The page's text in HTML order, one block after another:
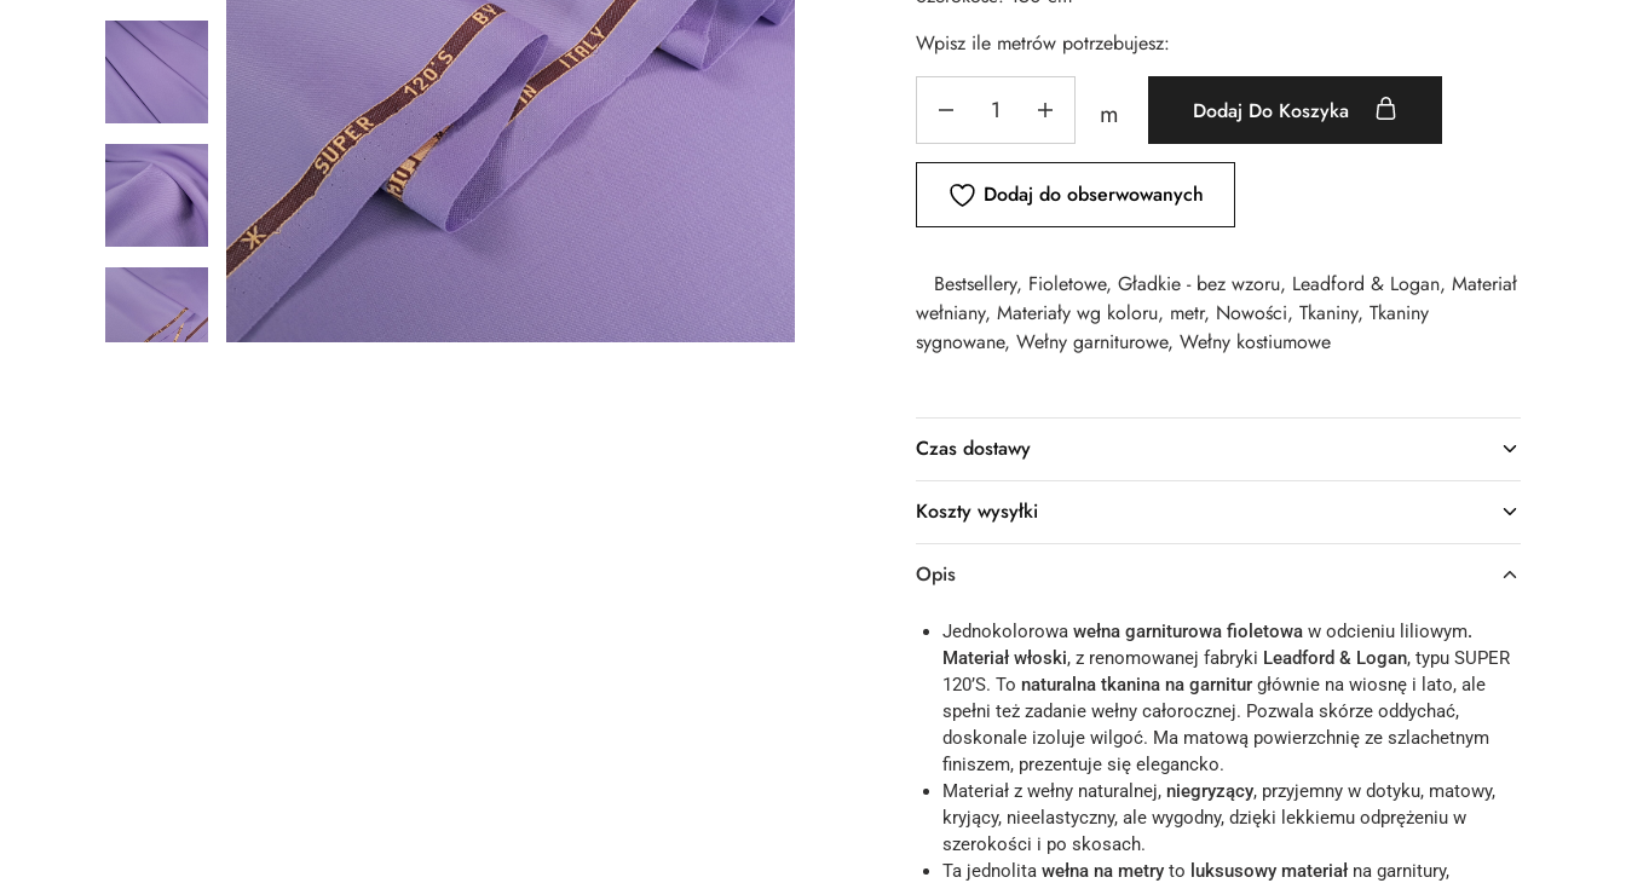
Wpisz ile metrów potrzebujesz:
m Dodaj Do Koszyka
Dodaj do obserwowanych
Bestsellery, Fioletowe, Gładkie - bez wzoru, Leadford & Logan, Materiał
wełniany, Materiały wg koloru, metr, Nowości, Tkaniny, Tkaniny
sygnowane, Wełny garniturowe, Wełny kostiumowe
Czas dostawy
Koszty wysyłki
Opis
Jednokolorowawełna garniturowa fioletowa w odcieniu liliowym.
Materiał włoski, z renomowanej fabryki Leadford & Logan, typu SUPER
120’S. To naturalna tkanina na garnitur głównie na wiosnę i lato, ale
spełni też zadanie wełny całorocznej. Pozwala skórze oddychać,
doskonale izoluje wilgoć. Ma matową powierzchnię ze szlachetnym
finiszem, prezentuje się elegancko.
Materiał z wełny naturalnej, niegryzący, przyjemny w dotyku, matowy,
kryjący, nieelastyczny, ale wygodny, dzięki lekkiemu odprężeniu w
szerokości i po skosach.
Ta jednolitawełna na metryto luksusowy materiał na garnitury,